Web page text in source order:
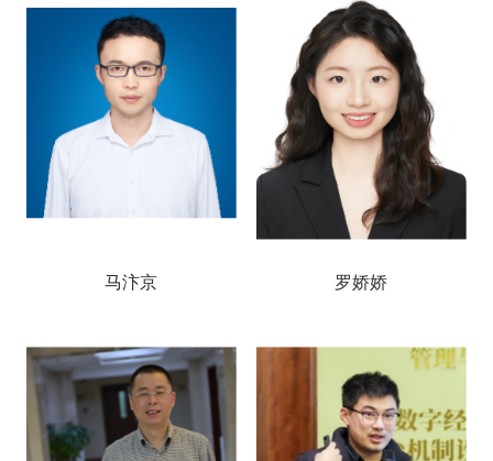
马汴京 罗娇娇